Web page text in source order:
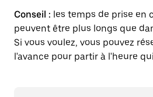
Conseil : les temps de prise en
peuvent être plus longs que
Si vous voulez, vous pouvez
l'avance pour partir à l'heure